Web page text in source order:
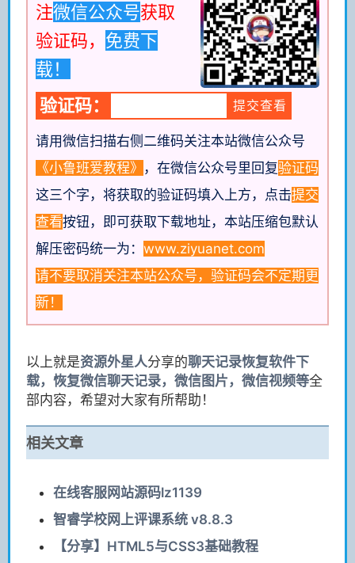
注微信公众号获取
验证码， 免费下
载！
验证码：
请用微信扫描右侧二维码关注本站微信公众号
《小鲁班爱教程》 ，在微信公众号里回复验证码
这三个字，将获取的验证码填入上方，点击提交
查看按钮，即可获取下载地址 ，本站压缩包默认
解压密码统一为： www.ziyuanet.com
请不要取消关注本站公众号，验证码会不定期更
新！
以上就是资源外星人分享的聊天记录恢复软件下
载，恢复微信聊天记录，微信图片，微信视频等全
部内容，希望对大家有所帮助！
相关文章
在线客服网站源码lz1139
智睿学校网上评课系统 v8.8.3
【分享】HTML5与CSS3基础教程